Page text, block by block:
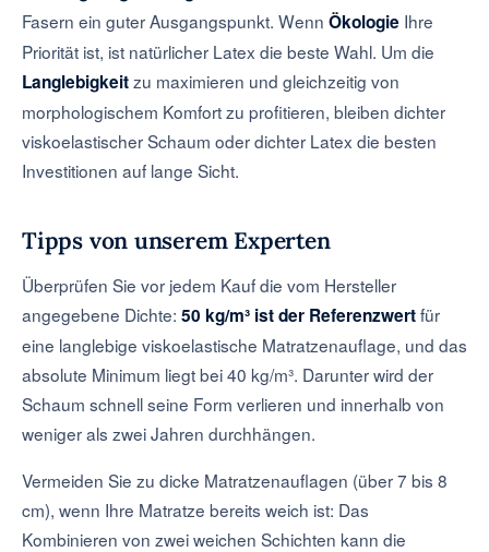
Fasern ein guter Ausgangspunkt. Wenn Ökologie Ihre
Priorität ist, ist natürlicher Latex die beste Wahl. Um die
Langlebigkeitzu maximieren und gleichzeitig von
morphologischem Komfort zu profitieren, bleiben dichter
viskoelastischer Schaum oder dichter Latex die besten
Investitionen auf lange Sicht.
Tipps von unserem Experten
Überprüfen Sie vor jedem Kauf die vom Hersteller
angegebene Dichte: 50 kg/m³ ist der Referenzwertfür
eine langlebige viskoelastische Matratzenauflage, und das
absolute Minimum liegt bei 40 kg/m³. Darunter wird der
Schaum schnell seine Form verlieren und innerhalb von
weniger als zwei Jahren durchhängen.
Vermeiden Sie zu dicke Matratzenauflagen (über 7 bis 8
cm), wenn Ihre Matratze bereits weich ist: Das
Kombinieren von zwei weichen Schichten kann die